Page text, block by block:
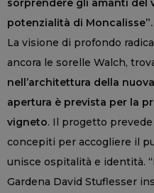
potenzialità di Moncalisse”.
La visione di profondo
ancora le sorelle Walch,
nell’architettura della
apertura è prevista per la
vigneto. Il progetto
concepiti per accogliere il
unisce ospitalità e identità.
Gardena David Stuflesser